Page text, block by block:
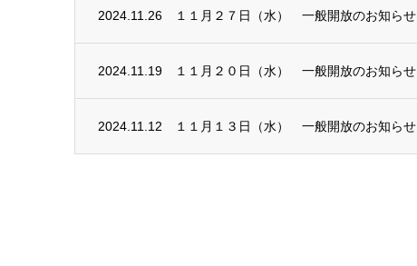
2024.11.26 １１月２７日（水） 一般開放のお知らせ
2024.11.19 １１月２０日（水） 一般開放のお知らせ
2024.11.12 １１月１３日（水） 一般開放のお知らせ